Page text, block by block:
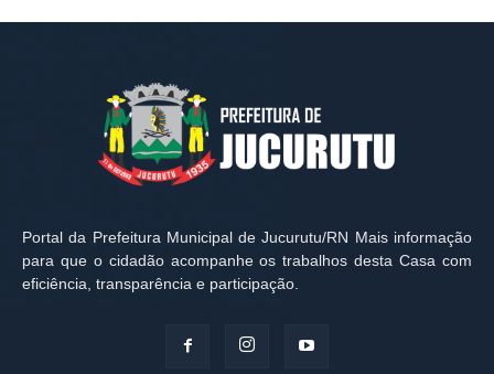
Portal da Prefeitura Municipal de Jucurutu/RN Mais informação
para que o cidadão acompanhe os trabalhos desta Casa com
eficiência, transparência e participação.